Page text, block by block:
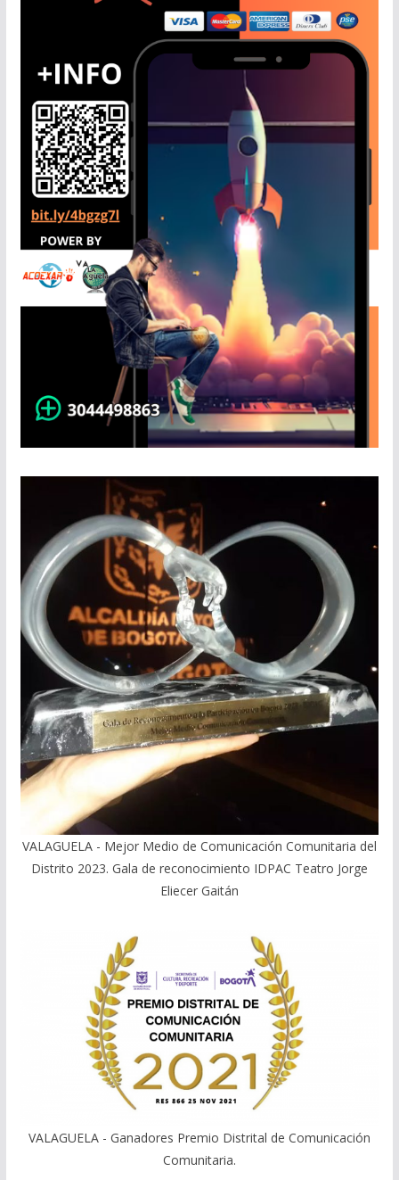
VALAGUELA - Mejor Medio de Comunicación Comunitaria del
Distrito 2023. Gala de reconocimiento IDPAC Teatro Jorge
Eliecer Gaitán
VALAGUELA - Ganadores Premio Distrital de Comunicación
Comunitaria.